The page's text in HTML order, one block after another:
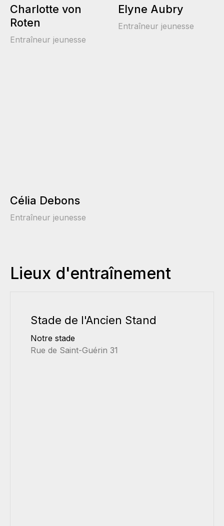
Charlotte von
Roten
Entraîneur jeunesse
Elyne Aubry
Entraîneur jeunesse
Célia Debons
Entraîneur jeunesse
Lieux d'entraînement
Stade de l'Ancien Stand
Notre stade
Rue de Saint-Guérin 31